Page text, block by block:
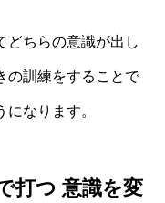
どちらの意識が出し
の訓練をすることで
なります。
打つ 意識を変